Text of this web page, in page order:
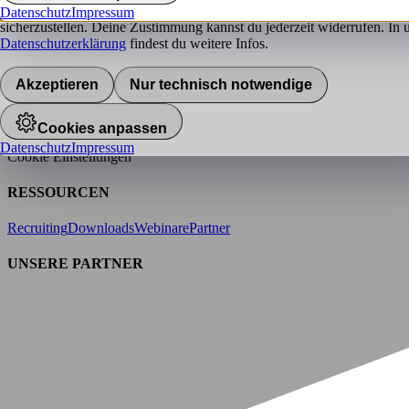
hokify verwendet Cookies, um das bestmögliche Nutzererlebnis für dich
sicherzustellen. Deine Zustimmung kannst du jederzeit widerrufen. In
Datenschutzerklärung findest du weitere Infos.
Akzeptieren Nur technisch notwendige
Cookies anpassen
DatenschutzImpressum
DatenschutzImpressum
ÜBER HOKIFY
PresseKarriereTeamWerteGeschichte
RECHTLICHES
AGBDatenschutzBarrierefreiheitserklärung
Cookie Einstellungen
RESSOURCEN
RecruitingDownloadsWebinarePartner
UNSERE PARTNER